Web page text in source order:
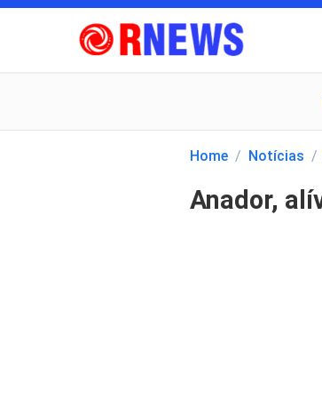
Pesquisar
por:
Home / Notícias /
Anador,